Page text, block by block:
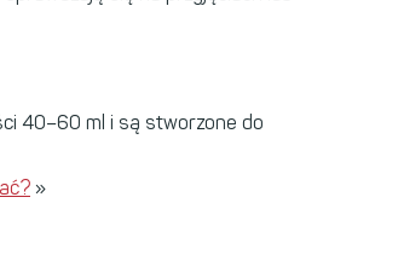
40–60 ml i są stworzone do
»